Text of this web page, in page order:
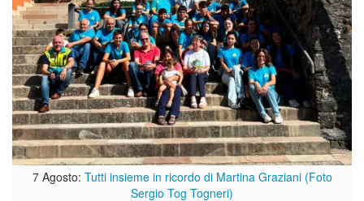
7 Agosto: Tutti insieme in ricordo di Martina Graziani (Foto
Sergio Tog Togneri)